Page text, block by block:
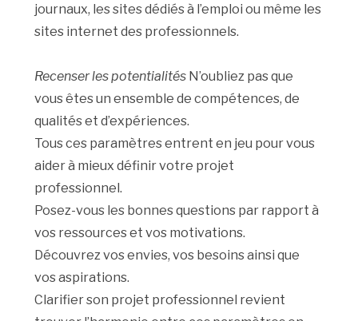
journaux, les sites dédiés à l’emploi ou même les
sites internet des professionnels.
Recenser les potentialités N’oubliez pas que
vous êtes un ensemble de compétences, de
qualités et d’expériences.
Tous ces paramètres entrent en jeu pour vous
aider à mieux définir votre projet
professionnel.
Posez-vous les bonnes questions par rapport à
vos ressources et vos motivations.
Découvrez vos envies, vos besoins ainsi que
vos aspirations.
Clarifier son projet professionnel revient